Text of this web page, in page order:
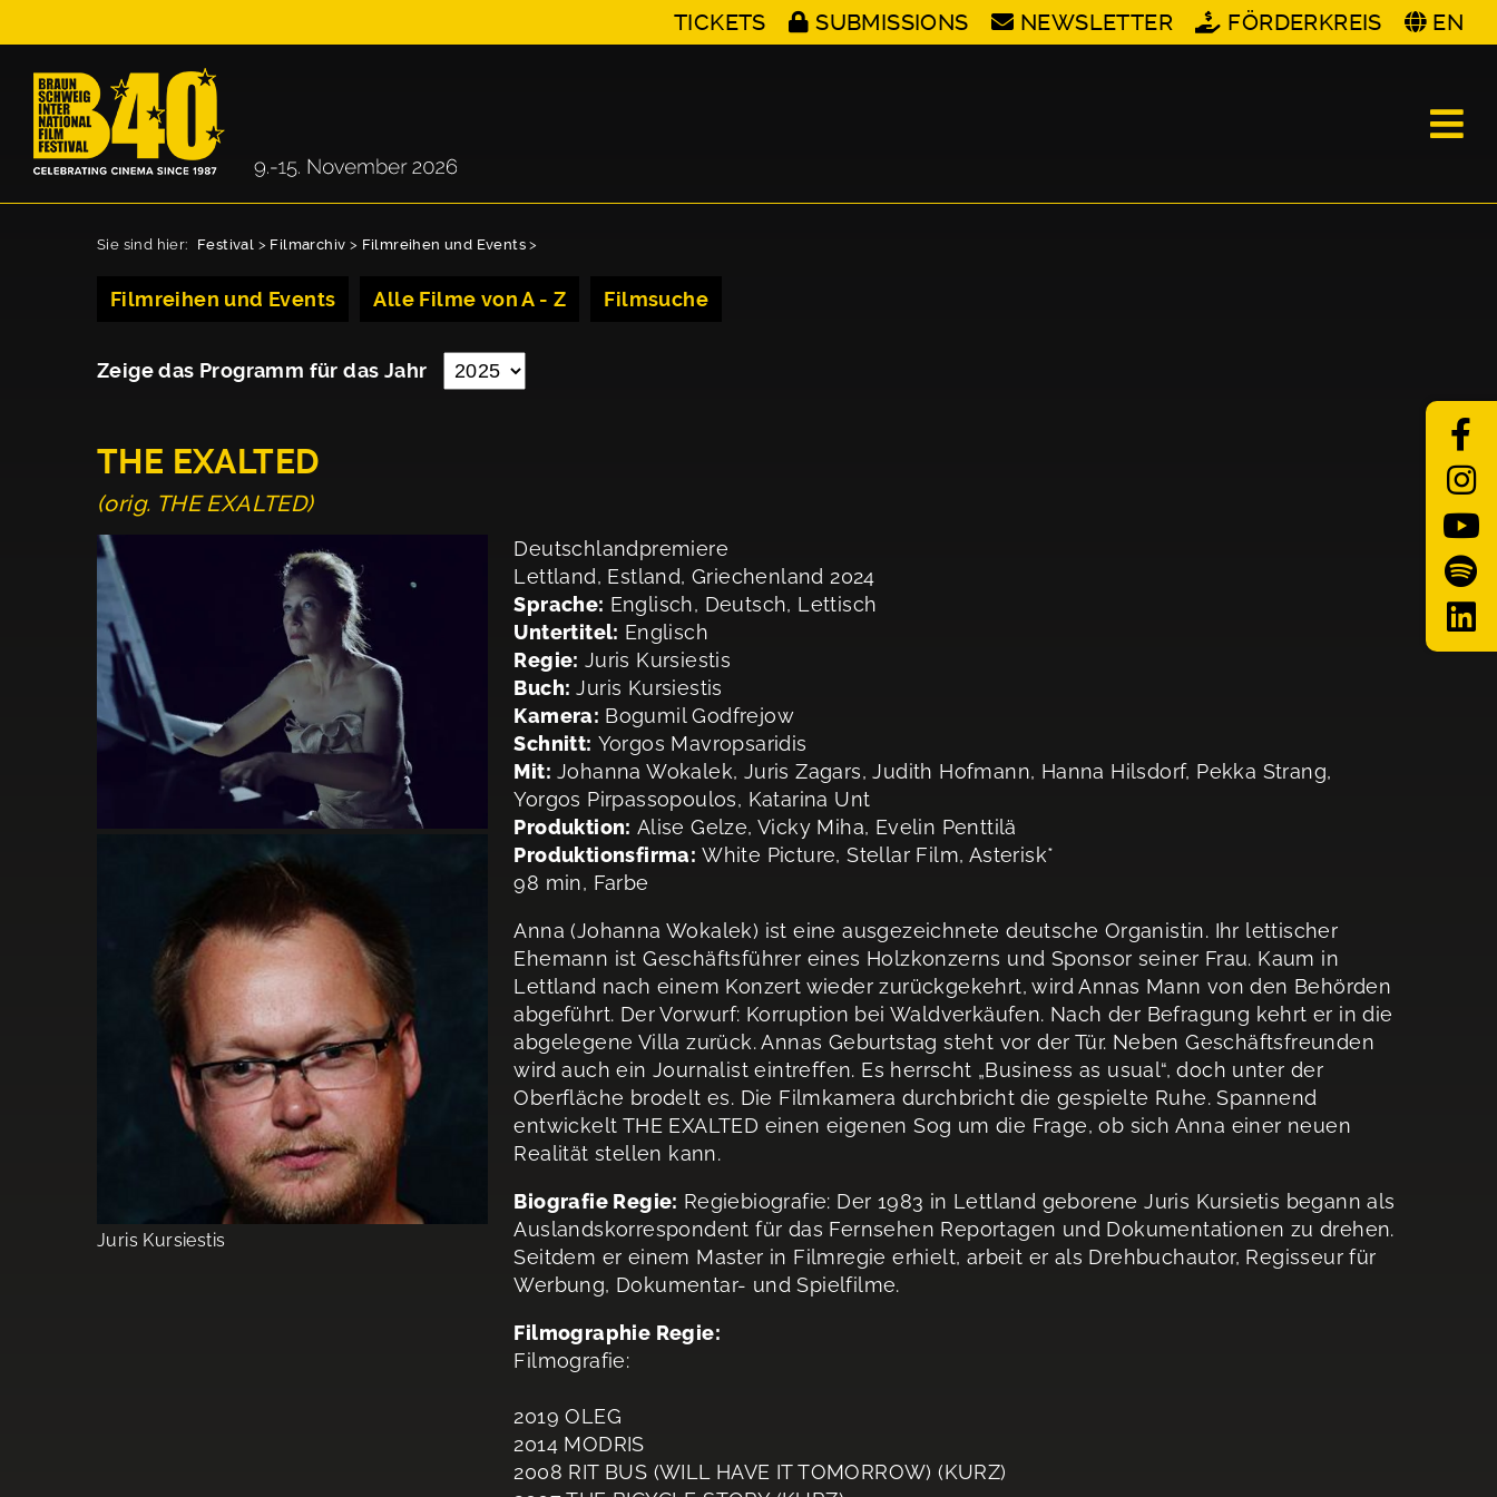
TICKETS SUBMISSIONS NEWSLETTER FÖRDERKREIS EN
Sie sind hier: Festival > Filmarchiv > Filmreihen und Events >
Filmreihen und Events Alle Filme von A - Z Filmsuche
Zeige das Programm für das Jahr
THE EXALTED
(orig. THE EXALTED)
Juris Kursiestis
Deutschlandpremiere
Lettland, Estland, Griechenland 2024
Sprache: Englisch, Deutsch, Lettisch
Untertitel: Englisch
Regie: Juris Kursiestis
Buch: Juris Kursiestis
Kamera: Bogumil Godfrejow
Schnitt: Yorgos Mavropsaridis
Mit: Johanna Wokalek, Juris Zagars, Judith Hofmann, Hanna Hilsdorf, Pekka Strang,
Yorgos Pirpassopoulos, Katarina Unt
Produktion: Alise Gelze, Vicky Miha, Evelin Penttilä
Produktionsfirma: White Picture, Stellar Film, Asterisk*
98 min, Farbe
Anna (Johanna Wokalek) ist eine ausgezeichnete deutsche Organistin. Ihr lettischer
Ehemann ist Geschäftsführer eines Holzkonzerns und Sponsor seiner Frau. Kaum in
Lettland nach einem Konzert wieder zurückgekehrt, wird Annas Mann von den Behörden
abgeführt. Der Vorwurf: Korruption bei Waldverkäufen. Nach der Befragung kehrt er in die
abgelegene Villa zurück. Annas Geburtstag steht vor der Tür. Neben Geschäftsfreunden
wird auch ein Journalist eintreffen. Es herrscht „Business as usual“, doch unter der
Oberfläche brodelt es. Die Filmkamera durchbricht die gespielte Ruhe. Spannend
entwickelt THE EXALTED einen eigenen Sog um die Frage, ob sich Anna einer neuen
Realität stellen kann.
Biografie Regie: Regiebiografie: Der 1983 in Lettland geborene Juris Kursietis begann als
Auslandskorrespondent für das Fernsehen Reportagen und Dokumentationen zu drehen.
Seitdem er einem Master in Filmregie erhielt, arbeit er als Drehbuchautor, Regisseur für
Werbung, Dokumentar- und Spielfilme.
Filmographie Regie:
Filmografie:
2019 OLEG
2014 MODRIS
2008 RIT BUS (WILL HAVE IT TOMORROW) (KURZ)